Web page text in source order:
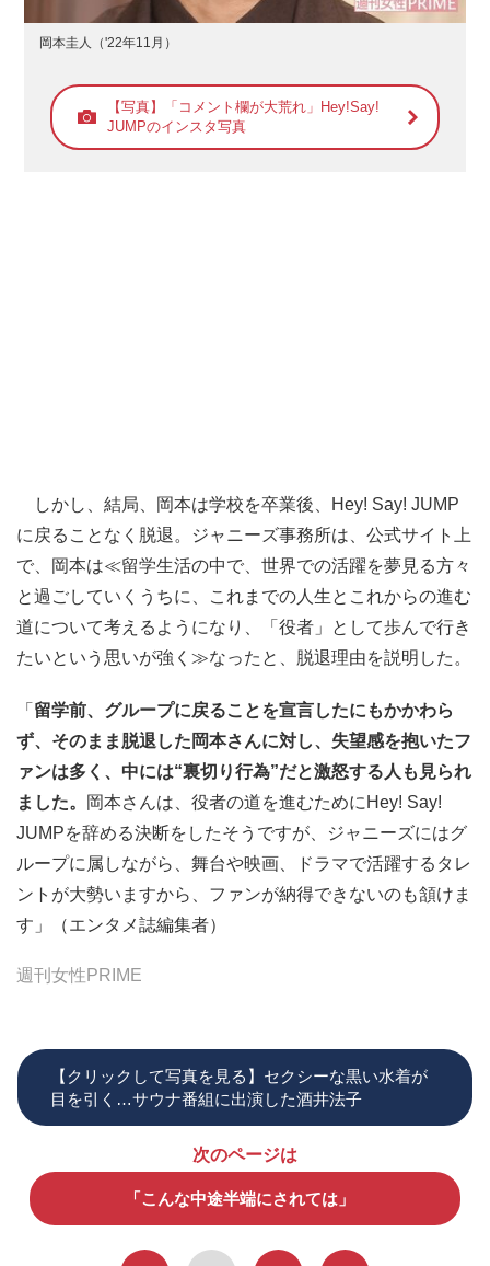
岡本圭人（'22年11月）
【写真】「コメント欄が大荒れ」Hey!Say!
JUMPのインスタ写真
しかし、結局、岡本は学校を卒業後、Hey! Say! JUMP
に戻ることなく脱退。ジャニーズ事務所は、公式サイト上
で、岡本は≪留学生活の中で、世界での活躍を夢見る方々
と過ごしていくうちに、これまでの人生とこれからの進む
道について考えるようになり、「役者」として歩んで行き
たいという思いが強く≫なったと、脱退理由を説明した。
「 留学前、グループに戻ることを宣言したにもかかわら
ず、そのまま脱退した岡本さんに対し、失望感を抱いたフ
ァンは多く、中には“裏切り行為”だと激怒する人も見られ
ました。
岡本さんは、役者の道を進むためにHey! Say!
JUMPを辞める決断をしたそうですが、ジャニーズにはグ
ループに属しながら、舞台や映画、ドラマで活躍するタレ
ントが大勢いますから、ファンが納得できないのも頷けま
す」（エンタメ誌編集者）
週刊女性PRIME
【クリックして写真を見る】セクシーな黒い水着が
目を引く…サウナ番組に出演した酒井法子
次のページは
「こんな中途半端にされては」